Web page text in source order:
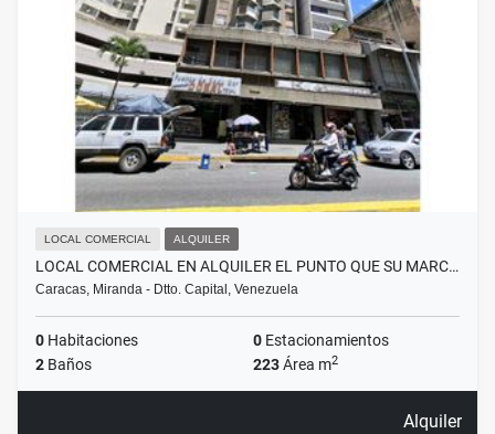
LOCAL COMERCIAL ALQUILER
LOCAL COMERCIAL EN ALQUILER EL PUNTO QUE SU MARC…
Caracas, Miranda - Dtto. Capital, Venezuela
0 Habitaciones 0 Estacionamientos
2 Baños 223Área m2
Alquiler